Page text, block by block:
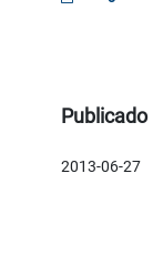
Publicado
2013-06-27